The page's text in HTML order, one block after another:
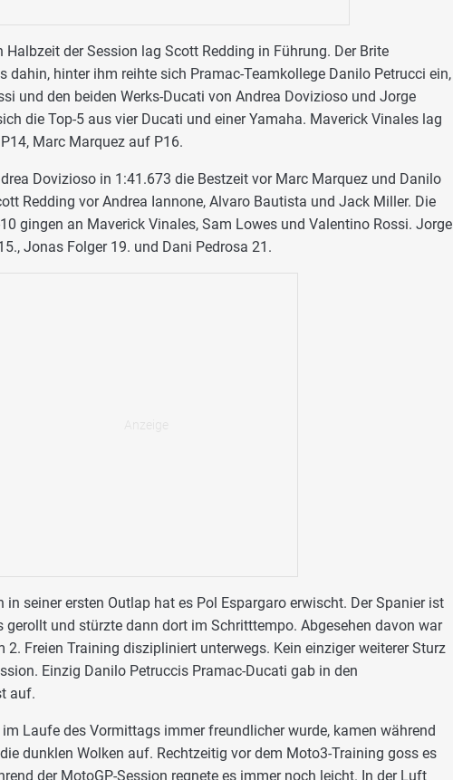
Halbzeit der Session lag Scott Redding in Führung. Der Brite
dahin, hinter ihm reihte sich Pramac-Teamkollege Danilo Petrucci ein,
und den beiden Werks-Ducati von Andrea Dovizioso und Jorge
die Top-5 aus vier Ducati und einer Yamaha. Maverick Vinales lag
Marc Marquez auf P16.
Dovizioso in 1:41.673 die Bestzeit vor Marc Marquez und Danilo
Redding vor Andrea Iannone, Alvaro Bautista und Jack Miller. Die
gingen an Maverick Vinales, Sam Lowes und Valentino Rossi. Jorge
Jonas Folger 19. und Dani Pedrosa 21.
in seiner ersten Outlap hat es Pol Espargaro erwischt. Der Spanier ist
gerollt und stürzte dann dort im Schritttempo. Abgesehen davon war
2. Freien Training diszipliniert unterwegs. Kein einziger weiterer Sturz
Einzig Danilo Petruccis Pramac-Ducati gab in den
auf.
im Laufe des Vormittags immer freundlicher wurde, kamen während
dunklen Wolken auf. Rechtzeitig vor dem Moto3-Training goss es
der MotoGP-Session regnete es immer noch leicht. In der Luft